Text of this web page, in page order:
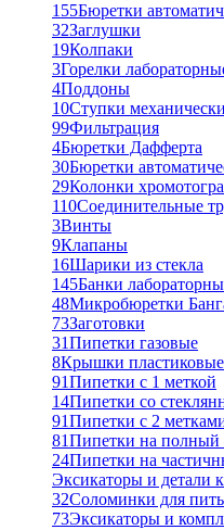
155Бюретки
32Заглушки
19Колпаки
3Горелки
4Поддоны
10Ступки
99Фильтрация
4Бюретки Дафферта
30Бюретки
29Колонки
110Соединительные
3Винты
9Клапаны
16Шарики из стекла
145Банки
48Микробюретки
73Заготовки
31Пипетки газовые
8Крышки
91Пипетки с 1 меткой
14Пипетки со
91Пипетки с 2
81Пипетки на полный
24Пипетки на
Эксикаторы и детали
32Соломинки для
73Эксикаторы и